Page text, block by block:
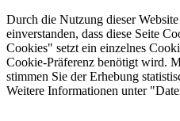
Durch die Nutzung dieser
einverstanden, dass diese Seite
Cookies" setzt ein einzelnes
Cookie-Präferenz benötigt wird.
stimmen Sie der Erhebung
Weitere Informationen unter